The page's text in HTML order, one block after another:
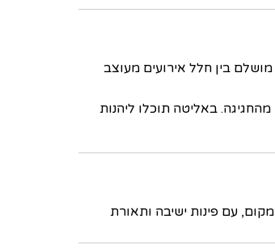
בין חלל אירועים מעוצב
באליטה תוכלו ליהנות
עם פינות ישיבה ותאורת